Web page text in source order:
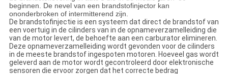
beginnen. De nevel van een brandstofinjector kan
ononderbroken of intermitterend zijn.
De brandstofinjectie is een systeem dat direct de brandstof van
een voertuig in de cilinders van in de opnameverzamelleiding die
van de motor levert, de behoefte aan een carburator elimineren.
Deze opnameverzamelleiding wordt gevonden voor de cilinders
in de meeste brandstof ingespoten motoren. Hoeveel gas wordt
geleverd aan de motor wordt gecontroleerd door elektronische
sensoren die ervoor zorgen dat het correcte bedrag